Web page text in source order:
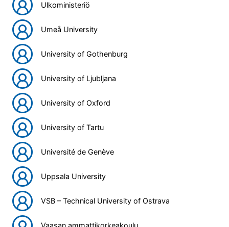
Ulkoministeriö
Umeå University
University of Gothenburg
University of Ljubljana
University of Oxford
University of Tartu
Université de Genève
Uppsala University
VSB – Technical University of Ostrava
Vaasan ammattikorkeakoulu